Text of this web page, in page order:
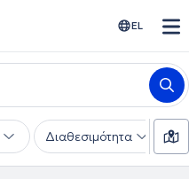
EL
Διαθεσιμότητα